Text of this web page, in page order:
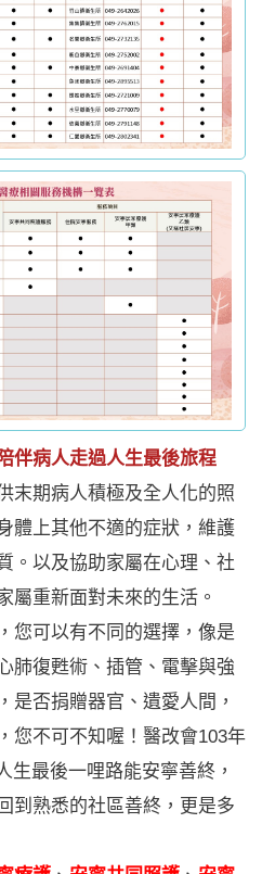
伴病人走過人生最後旅程
期病人積極及全人化的照
體上其他不適的症狀，維護
。以及協助家屬在心理、社
屬重新面對未來的生活。
可以有不同的選擇，像是
肺復甦術、插管、電擊與強
是否捐贈器官、遺愛人間，
您不可不知喔！醫改會103年
生最後一哩路能安寧善終，
到熟悉的社區善終，更是多